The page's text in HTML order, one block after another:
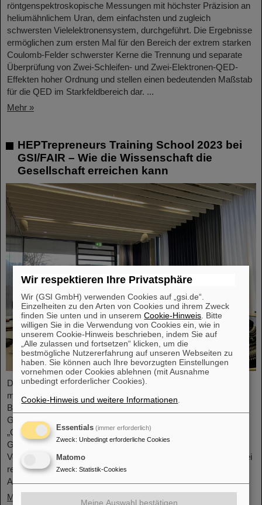
röntgenspektroskopische Messungen mit höchster Präzision an
heliumähnlichem Uran, dem einfachsten und zugleich
schwersten Vielelektronensystem, durchgeführt. Die Ergebnisse
ermöglichen zum ersten Mal für den Bereich der extrem starken
Coulomb-Felder schwerster Kerne die Trennung und separate
Überprüfung von Zwei-Schleifen- und Zwei-Elektronen-QED-
Effekten hoher Ordnung und stellen einen bedeutenden Maßstab
für die QED im Starkfeldbereich dar. ...
Mehr »
HEPTrepreneurs Training School 2023 bei
GSI/FAIR – Wie die Wissenschaft die
Gesellschaft erreichen kann
Die HEPTrepreneurs Training School, ein dreitägiger Workshop
mit Fokus auf der Förderung unternehmerischer Fähigkeiten im
Bereich der Hochenergiephysik fand vor Kurzem auf dem
GSI/FAIR-Campus statt. Das übergreifende Thema lautete:
„Grundlagen des Unternehmertums – wie die Wissenschaft die
Gesellschaft erreichen kann“. Der Workshop, bestehend aus
Vorträgen und interaktiven Workshop-Formaten, wurde von zwei
renommierten Expert*innen geleitet: Ian Tracey, CEO von
Anchored In, und Viola Hay,…
Mehr »
Wir respektieren Ihre Privatsphäre
Wir (GSI GmbH) verwenden Cookies auf „gsi.de“.
Einzelheiten zu den Arten von Cookies und ihrem Zweck
finden Sie unten und in unseremCookie-Hinweis . Bitte
willigen Sie in die Verwendung von Cookies ein, wie in
unserem Cookie-Hinweis beschrieben, indem Sie auf
„Alle zulassen und fortsetzen“ klicken, um die
bestmögliche Nutzererfahrung auf unseren Webseiten zu
haben. Sie können auch Ihre bevorzugten Einstellungen
vornehmen oder Cookies ablehnen (mit Ausnahme
unbedingt erforderlicher Cookies).
Cookie-Hinweis und weitere Informationen
Essentials (immer erforderlich)
Zweck: Unbedingt erforderliche Cookies
Matomo
Zweck: Statistik-Cookies
Meine Auswahl bestätigen